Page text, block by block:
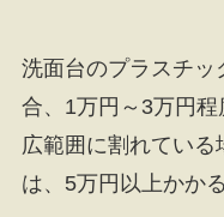
洗面台のプラスチ
合、1万円～3万円程
広範囲に割れてい
は、5万円以上かか